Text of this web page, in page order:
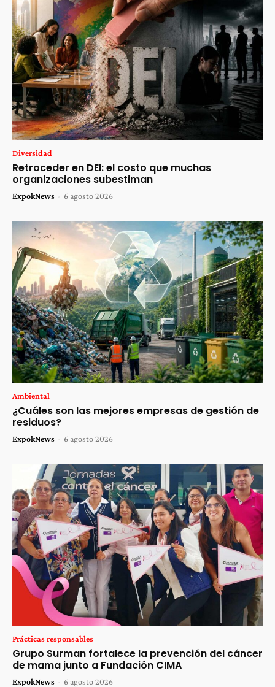
Diversidad
Retroceder en DEI: el costo que muchas
organizaciones subestiman
ExpokNews - 6 agosto 2026
Ambiental
¿Cuáles son las mejores empresas de gestión de
residuos?
ExpokNews - 6 agosto 2026
Prácticas responsables
Grupo Surman fortalece la prevención del cáncer
de mama junto a Fundación CIMA
ExpokNews - 6 agosto 2026